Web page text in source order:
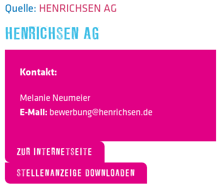
HENRICHSEN AG
Kontakt:
Melanie Neumeier
E-Mail: bewerbung@henrichsen.de
ZUR INTERNETSEITE
STELLENANZEIGE DOWNLOADEN
Quelle: HENRICHSEN AG